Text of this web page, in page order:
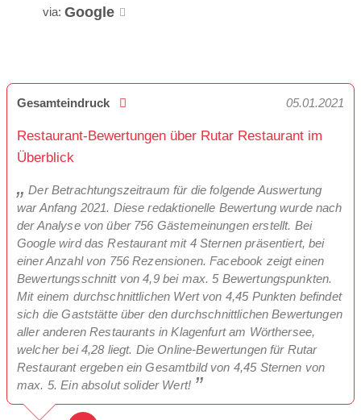
via: Google
Gesamteindruck 05.01.2021
Restaurant-Bewertungen über Rutar Restaurant im
Überblick
Der Betrachtungszeitraum für die folgende Auswertung
war Anfang 2021. Diese redaktionelle Bewertung wurde nach
der Analyse von über 756 Gästemeinungen erstellt. Bei
Google wird das Restaurant mit 4 Sternen präsentiert, bei
einer Anzahl von 756 Rezensionen. Facebook zeigt einen
Bewertungsschnitt von 4,9 bei max. 5 Bewertungspunkten.
Mit einem durchschnittlichen Wert von 4,45 Punkten befindet
sich die Gaststätte über den durchschnittlichen Bewertungen
aller anderen Restaurants in Klagenfurt am Wörthersee,
welcher bei 4,28 liegt. Die Online-Bewertungen für Rutar
Restaurant ergeben ein Gesamtbild von 4,45 Sternen von
max. 5. Ein absolut solider Wert!